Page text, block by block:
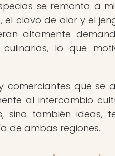
se remonta a
clavo de olor y el
altamente
culinarias, lo que
comerciantes que se
al intercambio
sino también ideas,
de ambas regiones.